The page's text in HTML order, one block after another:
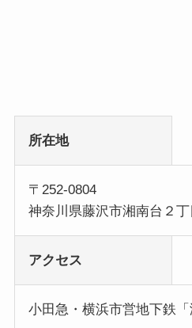
所在地
〒252-0804
神奈川県藤沢市湘南台２丁
アクセス
小田急・横浜市営地下鉄